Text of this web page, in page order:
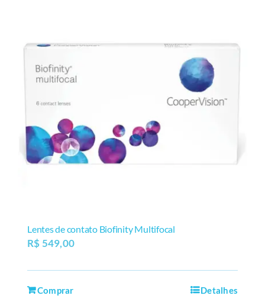
Lentes de contato Biofinity Multifocal
R$ 549,00
Comprar Detalhes